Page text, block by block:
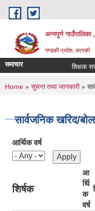
Skip to main content
अन्नपूर्ण गाउँपालिका
गण्डकी प्रदेश, कास्की
समाचार शिक्षक
You are here
Home » सूचना तथा जानकारी»
सार्वजनिक खरिद/
आर्थिक वर्ष
शिर्षक
आ
र्थि
क
वर्ष